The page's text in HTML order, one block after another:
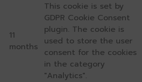
11
months
This cookie is set by
GDPR Cookie Consent
plugin. The cookie is
used to store the user
consent for the cookies
in the category
"Analytics".